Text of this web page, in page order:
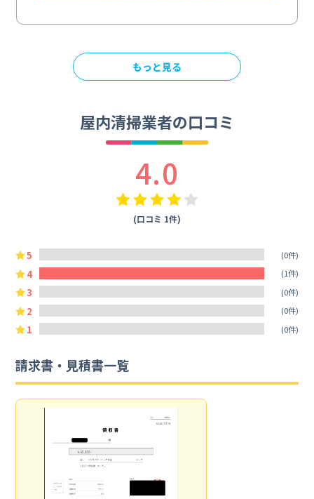
もっと見る
屋内清掃業者の口コミ
4.0
(口コミ 1件)
5 (0件)
4 (1件)
3 (0件)
2 (0件)
1 (0件)
請求書・見積書一覧